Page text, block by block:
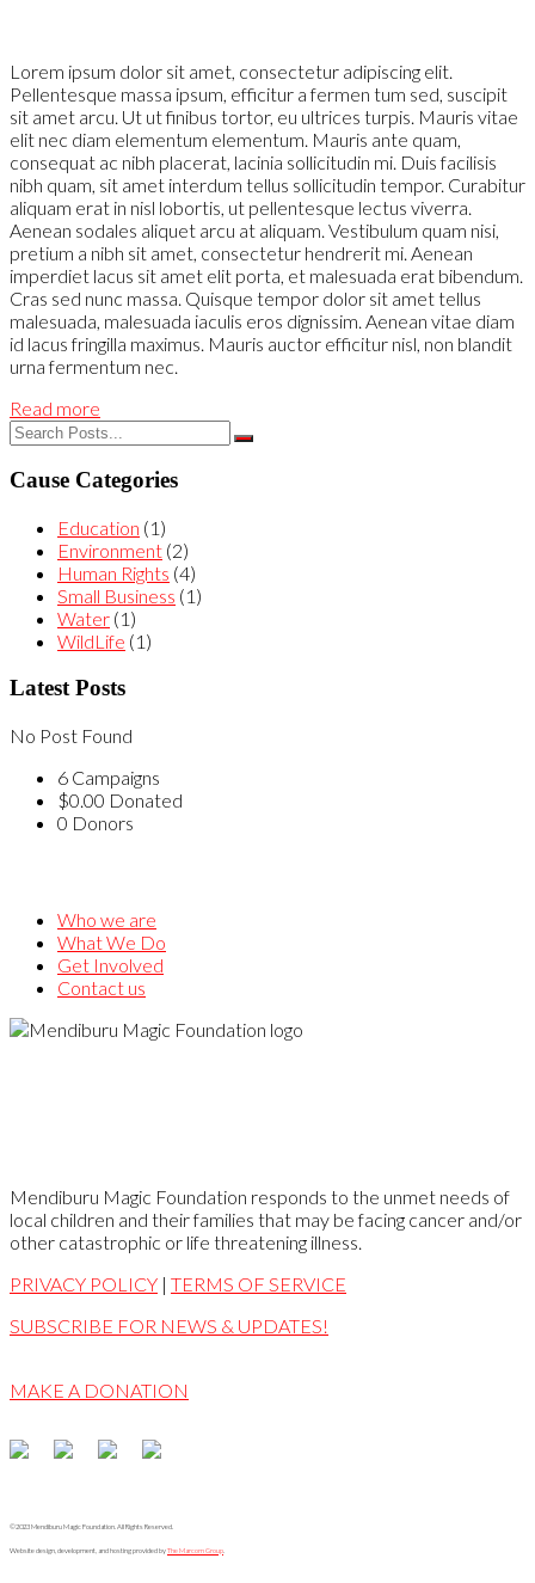
Lorem ipsum dolor sit amet, consectetur adipiscing elit.
Pellentesque massa ipsum, efficitur a fermen tum sed, suscipit
sit amet arcu. Ut ut finibus tortor, eu ultrices turpis. Mauris vitae
elit nec diam elementum elementum. Mauris ante quam,
consequat ac nibh placerat, lacinia sollicitudin mi. Duis facilisis
nibh quam, sit amet interdum tellus sollicitudin tempor. Curabitur
aliquam erat in nisl lobortis, ut pellentesque lectus viverra.
Aenean sodales aliquet arcu at aliquam. Vestibulum quam nisi,
pretium a nibh sit amet, consectetur hendrerit mi. Aenean
imperdiet lacus sit amet elit porta, et malesuada erat bibendum.
Cras sed nunc massa. Quisque tempor dolor sit amet tellus
malesuada, malesuada iaculis eros dignissim. Aenean vitae diam
id lacus fringilla maximus. Mauris auctor efficitur nisl, non blandit
urna fermentum nec.
Read more
Cause Categories
Education (1)
Environment (2)
Human Rights (4)
Small Business (1)
Water (1)
WildLife (1)
Latest Posts
No Post Found
6 Campaigns
$0.00 Donated
0 Donors
Who we are
What We Do
Get Involved
Contact us
Mendiburu Magic Foundation responds to the unmet needs of
local children and their families that may be facing cancer and/or
other catastrophic or life threatening illness.
PRIVACY POLICY | TERMS OF SERVICE
SUBSCRIBE FOR NEWS & UPDATES!
MAKE A DONATION
©2023 Mendiburu Magic Foundation. All Rights Reserved.
Website design, development, and hosting provided byThe Marcom Group